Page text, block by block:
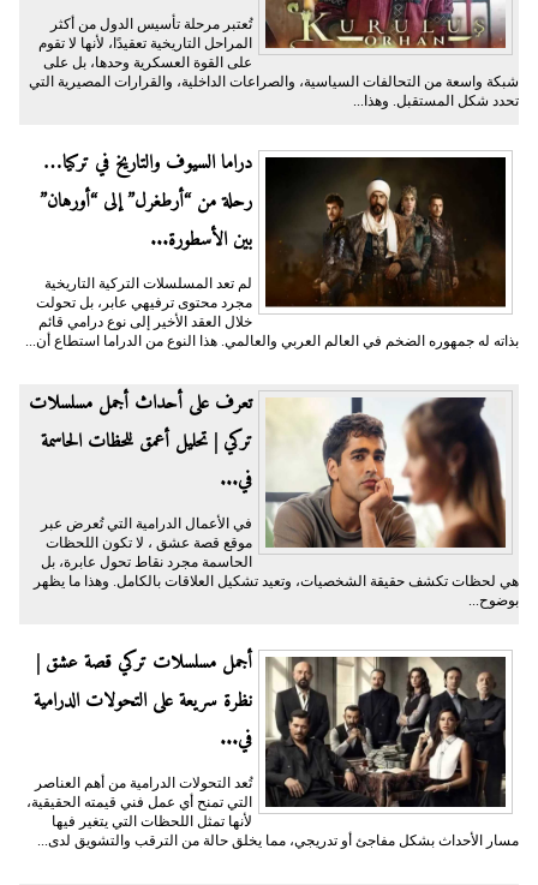
تُعتبر مرحلة تأسيس الدول من أكثر
المراحل التاريخية تعقيدًا، لأنها لا تقوم
على القوة العسكرية وحدها، بل على
شبكة واسعة من التحالفات السياسية، والصراعات الداخلية، والقرارات المصيرية التي
تحدد شكل المستقبل. وهذا...
دراما السيوف والتاريخ في تركيا…
رحلة من “أرطغرل” إلى “أورهان”
بين الأسطورة...
لم تعد المسلسلات التركية التاريخية
مجرد محتوى ترفيهي عابر، بل تحولت
خلال العقد الأخير إلى نوع درامي قائم
بذاته له جمهوره الضخم في العالم العربي والعالمي. هذا النوع من الدراما استطاع أن...
تعرف على أحداث أجمل مسلسلات
تركي | تحليل أعمق للحظات الحاسمة
في...
في الأعمال الدرامية التي تُعرض عبر
موقع قصة عشق ، لا تكون اللحظات
الحاسمة مجرد نقاط تحول عابرة، بل
هي لحظات تكشف حقيقة الشخصيات، وتعيد تشكيل العلاقات بالكامل. وهذا ما يظهر
بوضوح...
أجمل مسلسلات تركي قصة عشق |
نظرة سريعة على التحولات الدرامية
في...
تُعد التحولات الدرامية من أهم العناصر
التي تمنح أي عمل فني قيمته الحقيقية،
لأنها تمثل اللحظات التي يتغير فيها
مسار الأحداث بشكل مفاجئ أو تدريجي، مما يخلق حالة من الترقب والتشويق لدى...